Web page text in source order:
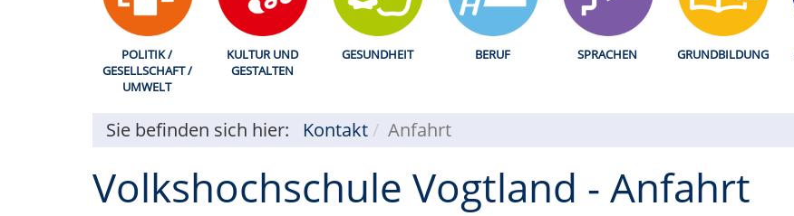
POLITIK /
GESELLSCHAFT /
UMWELT
KULTUR UND
GESTALTEN
GESUNDHEIT BERUF SPRACHEN GRUNDBILDUNG
Sie befinden sich hier: Kontakt Anfahrt
Volkshochschule Vogtland - Anfahrt